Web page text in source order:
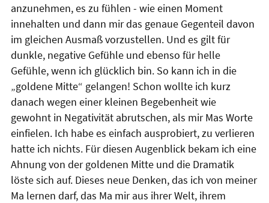
anzunehmen, es zu fühlen - wie einen Moment
innehalten und dann mir das genaue Gegenteil davon
im gleichen Ausmaß vorzustellen. Und es gilt für
dunkle, negative Gefühle und ebenso für helle
Gefühle, wenn ich glücklich bin. So kann ich in die
„goldene Mitte“ gelangen! Schon wollte ich kurz
danach wegen einer kleinen Begebenheit wie
gewohnt in Negativität abrutschen, als mir Mas Worte
einfielen. Ich habe es einfach ausprobiert, zu verlieren
hatte ich nichts. Für diesen Augenblick bekam ich eine
Ahnung von der goldenen Mitte und die Dramatik
löste sich auf. Dieses neue Denken, das ich von meiner
Ma lernen darf, das Ma mir aus ihrer Welt, ihrem